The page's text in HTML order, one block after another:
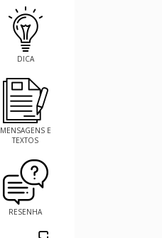
DICA
MENSAGENS E
TEXTOS
RESENHA